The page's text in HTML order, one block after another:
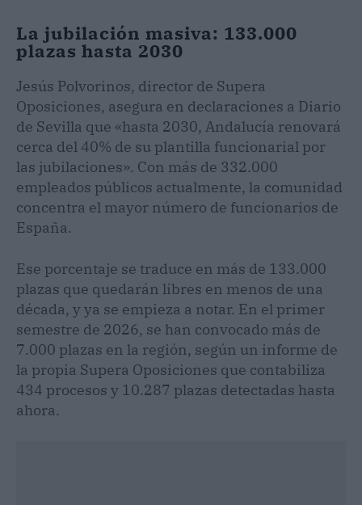
La jubilación masiva: 133.000
plazas hasta 2030
Jesús Polvorinos, director de Supera
Oposiciones, asegura en declaraciones a Diario
de Sevilla que «hasta 2030, Andalucía renovará
cerca del 40% de su plantilla funcionarial por
las jubilaciones». Con más de 332.000
empleados públicos actualmente, la comunidad
concentra el mayor número de funcionarios de
España.
Ese porcentaje se traduce en más de 133.000
plazas que quedarán libres en menos de una
década, y ya se empieza a notar. En el primer
semestre de 2026, se han convocado más de
7.000 plazas en la región, según un informe de
la propia Supera Oposiciones que contabiliza
434 procesos y 10.287 plazas detectadas hasta
ahora.